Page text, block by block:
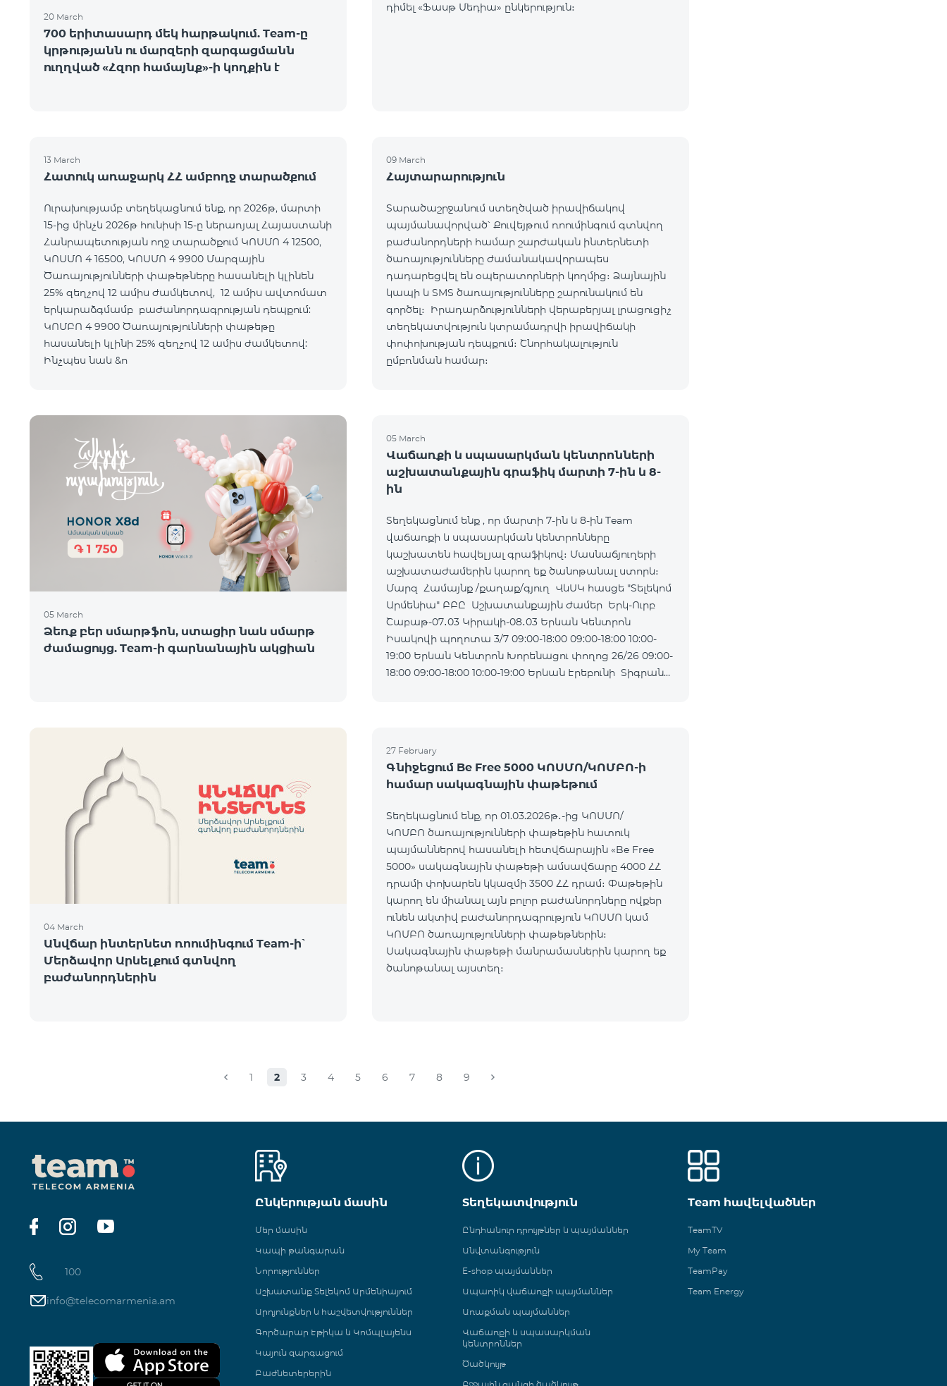
20 March
700 երիտասարդ մեկ հարթակում. Team-ը
կրթությանն ու մարզերի զարգացմանն
ուղղված «Հզոր համայնք»-ի կողքին է
դիմել «Ֆասթ Մեդիա» ընկերություն։
13 March
Հատուկ առաջարկ ՀՀ ամբողջ տարածքում
Ուրախությամբ տեղեկացնում ենք, որ 2026թ, մարտի
15-ից մինչև 2026թ հունիսի 15-ը ներառյալ Հայաստանի
Հանրապետության ողջ տարածքում ԿՈՍՄՈ 4 12500,
ԿՈՍՄՈ 4 16500, ԿՈՍՄՈ 4 9900 Մարզային
Ծառայությունների փաթեթները հասանելի կլինեն
25% զեղչով 12 ամիս ժամկետով, 12 ամիս ավտոմատ
երկարաձգմամբ բաժանորդագրության դեպքում:
ԿՈՄԲՈ 4 9900 Ծառայությունների փաթեթը
հասանելի կլինի 25% զեղչով 12 ամիս ժամկետով:
Ինչպես նաև &n
09 March
Հայտարարություն
Տարածաշրջանում ստեղծված իրավիճակով
պայմանավորված՝ Քուվեյթում ռոումինգում գտնվող
բաժանորդների համար շարժական ինտերնետի
ծառայությունները ժամանակավորապես
դադարեցվել են օպերատորների կողմից։ Ձայնային
կապի և SMS ծառայությունները շարունակում են
գործել։ Իրադարձությունների վերաբերյալ լրացուցիչ
տեղեկատվություն կտրամադրվի իրավիճակի
փոփոխության դեպքում։ Շնորհակալություն
ըմբռնման համար։
05 March
Ձեռք բեր սմարթֆոն, ստացիր նաև սմարթ
ժամացույց. Team-ի գարնանային ակցիան
05 March
Վաճառքի և սպասարկման կենտրոնների
աշխատանքային գրաֆիկ մարտի 7-ին և 8-
ին
Տեղեկացնում ենք , որ մարտի 7-ին և 8-ին Team
վաճառքի և սպասարկման կենտրոնները
կաշխատեն հավելյալ գրաֆիկով։ Մասնաճյուղերի
աշխատաժամերին կարող եք ծանոթանալ ստորև։
Մարզ Համայնք /քաղաք/գյուղ ՎևՍԿ հասցե "Տելեկոմ
Արմենիա" ԲԲԸ Աշխատանքային ժամեր Երկ-Ուրբ
Շաբաթ-07․03 Կիրակի-08․03 Երևան Կենտրոն
Իսակովի պողոտա 3/7 09:00-18:00 09:00-18:00 10:00-
19:00 Երևան Կենտրոն Խորենացու փողոց 26/26 09:00-
18:00 09:00-18:00 10:00-19:00 Երևան Էրեբունի Տիգրան
04 March
Անվճար ինտերնետ ռոումինգում Team-ի՝
Մերձավոր Արևելքում գտնվող
բաժանորդներին
27 February
Գնիջեցում Be Free 5000 ԿՈՍՄՈ/ԿՈՄԲՈ-ի
համար սակագնային փաթեթում
Տեղեկացնում ենք, որ 01.03.2026թ․-ից ԿՈՍՄՈ/
ԿՈՄԲՈ ծառայությունների փաթեթին հատուկ
պայմաններով հասանելի հետվճարային «Be Free
5000» սակագնային փաթեթի ամսավճարը 4000 ՀՀ
դրամի փոխարեն կկազմի 3500 ՀՀ դրամ։ Փաթեթին
կարող են միանալ այն բոլոր բաժանորդները ովքեր
ունեն ակտիվ բաժանորդագրություն ԿՈՍՄՈ կամ
ԿՈՄԲՈ ծառայությունների փաթեթներին։
Սակագնային փաթեթի մանրամասներին կարող եք
ծանոթանալ այստեղ։
1 2 3 4 5 6 7 8 9
100
info@telecomarmenia.am
Ընկերության մասին
Մեր մասին
Կապի թանգարան
Նորություններ
Աշխատանք Տելեկոմ Արմենիայում
Արդյունքներ և հաշվետվություններ
Գործարար Էթիկա և Կոմպլայենս
Կայուն զարգացում
Բաժնետերերին
Տեղեկատվություն
Ընդհանուր դրույթներ և պայմաններ
Անվտանգություն
E-shop պայմաններ
Ապառիկ վաճառքի պայմաններ
Առաքման պայմաններ
Վաճառքի և սպասարկման
կենտրոններ
Ծածկույթ
Team հավելվածներ
TeamTV
My Team
TeamPay
Team Energy